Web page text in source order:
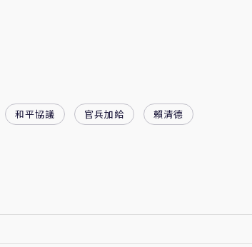
和平協議 官兵加給 賴清德